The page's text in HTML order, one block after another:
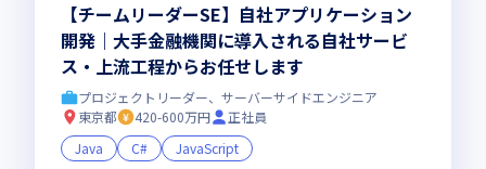
【チームリーダーSE】自社アプリケーション
開発｜大手金融機関に導入される自社サービ
ス・上流工程からお任せします
プロジェクトリーダー、サーバーサイドエンジニア
東京都
420-600万円
正社員
Java
C#
JavaScript